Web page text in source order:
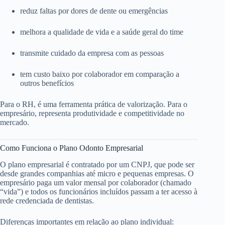
reduz faltas por dores de dente ou emergências
melhora a qualidade de vida e a saúde geral do time
transmite cuidado da empresa com as pessoas
tem custo baixo por colaborador em comparação a
outros benefícios
Para o RH, é uma ferramenta prática de valorização. Para o
empresário, representa produtividade e competitividade no
mercado.
Como Funciona o Plano Odonto Empresarial
O plano empresarial é contratado por um CNPJ, que pode ser
desde grandes companhias até micro e pequenas empresas. O
empresário paga um valor mensal por colaborador (chamado
“vida”) e todos os funcionários incluídos passam a ter acesso à
rede credenciada de dentistas.
Diferenças importantes em relação ao plano individual: